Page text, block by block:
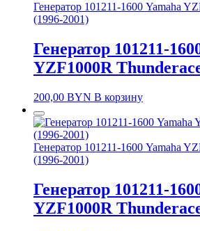
Генератор 101211-1600 Yamaha
(1996-2001)
Генератор 101211-
YZF1000R
200,00 BYN В корзину
Генератор 101211-1600 Yamaha
(1996-2001)
Генератор 101211-
YZF1000R